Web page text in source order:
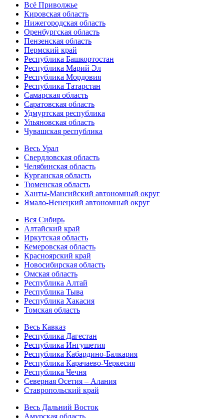
Всё Приволжье
Кировская область
Нижегородская область
Оренбургская область
Пензенская область
Пермский край
Республика Башкортостан
Республика Марий Эл
Республика Мордовия
Республика Татарстан
Самарская область
Саратовская область
Удмуртская республика
Ульяновская область
Чувашская республика
Весь Урал
Свердловская область
Челябинская область
Курганская область
Тюменская область
Ханты-Мансийский автономный округ
Ямало-Ненецкий автономный округ
Вся Сибирь
Алтайский край
Иркутская область
Кемеровская область
Красноярский край
Новосибирская область
Омская область
Республика Алтай
Республика Тыва
Республика Хакасия
Томская область
Весь Кавказ
Республика Дагестан
Республика Ингушетия
Республика Кабардино-Балкария
Республика Карачаево-Черкесия
Республика Чечня
Северная Осетия – Алания
Ставропольский край
Весь Дальний Восток
Амурская область